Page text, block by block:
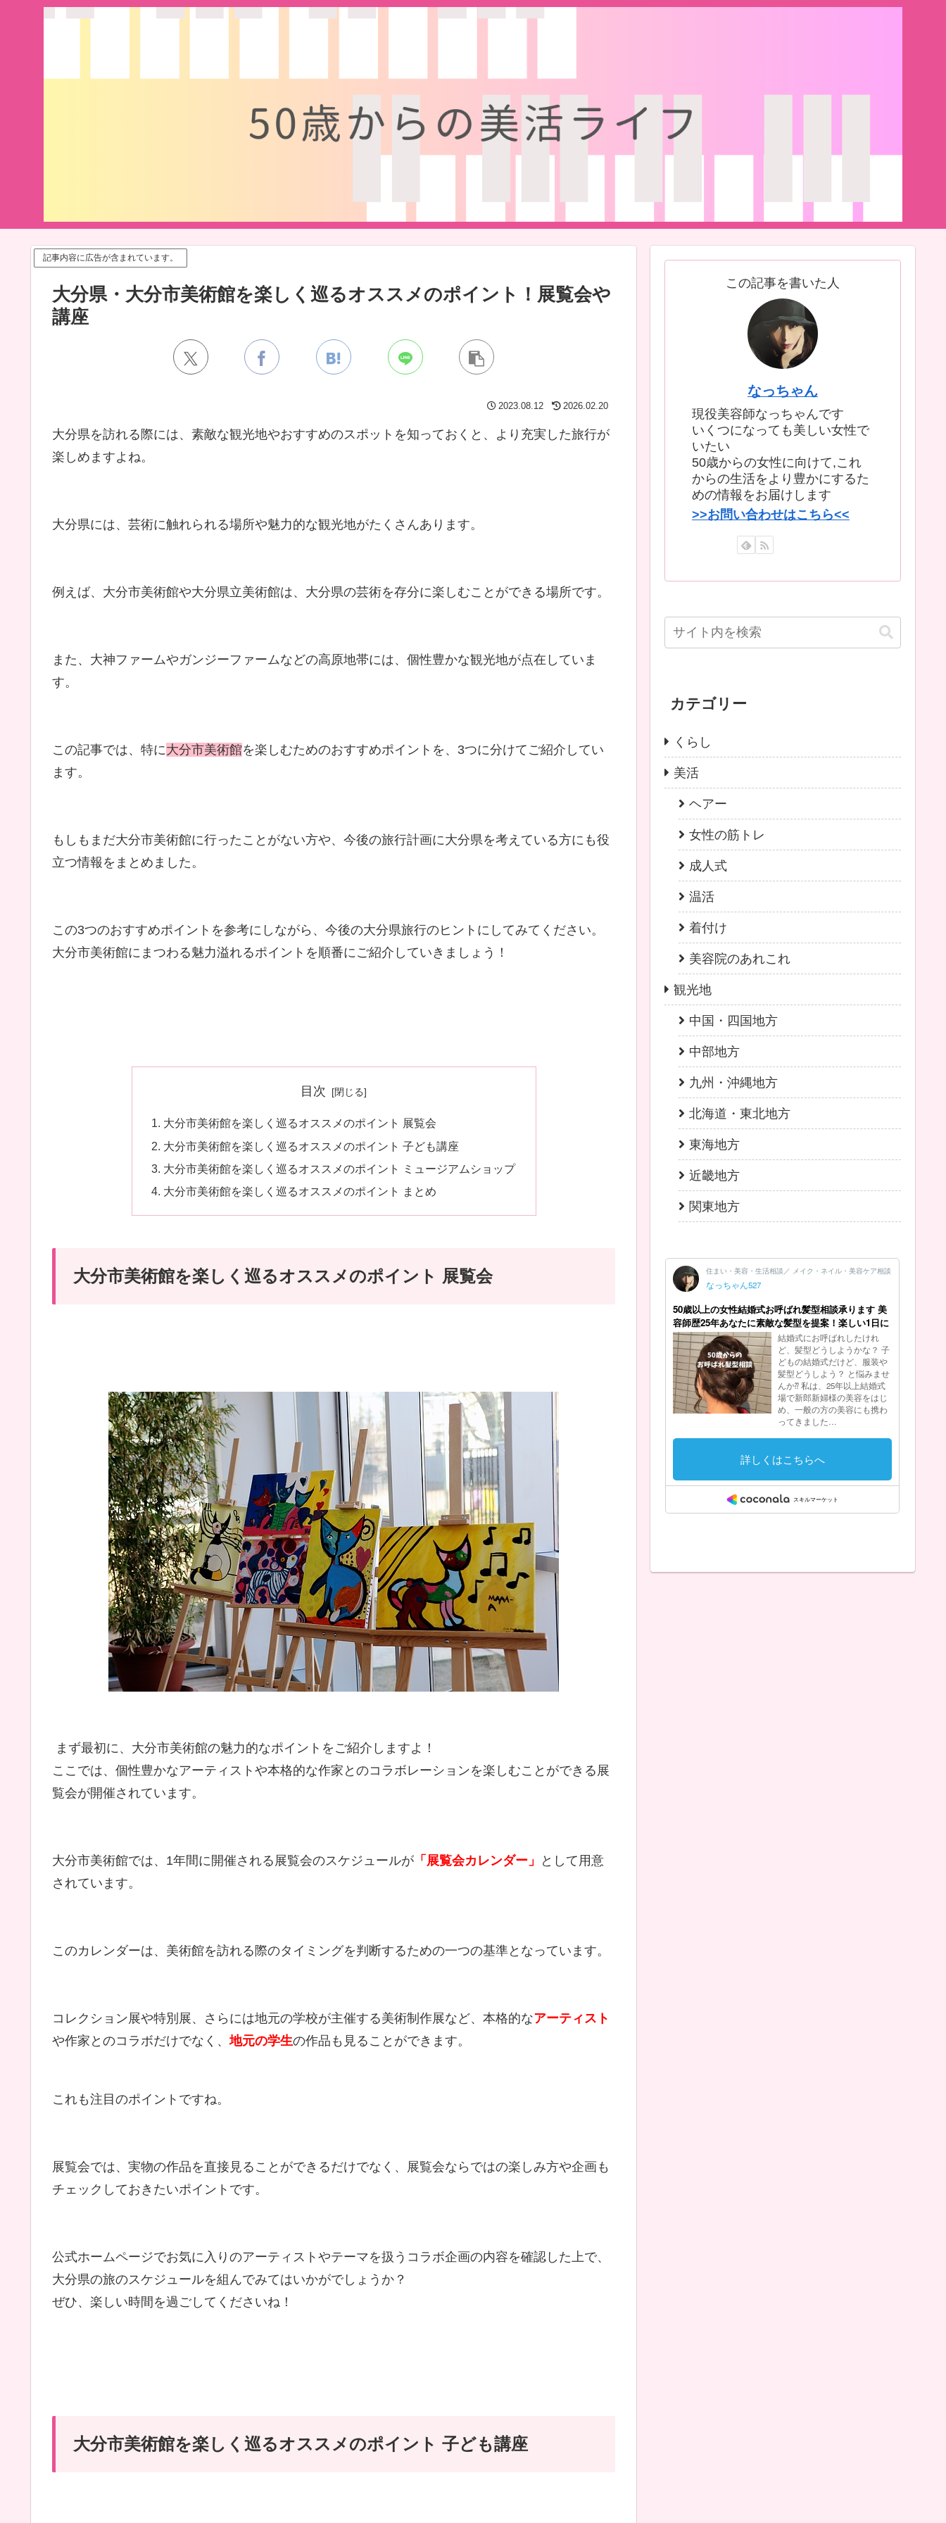
記事内容に広告が含まれています。
大分県・大分市美術館を楽しく巡るオススメのポイント！展覧会や
講座
2023.08.12 2026.02.20
大分県を訪れる際には、素敵な観光地やおすすめのスポットを知っておくと、より充実した旅行が
楽しめますよね。
大分県には、芸術に触れられる場所や魅力的な観光地がたくさんあります。
例えば、大分市美術館や大分県立美術館は、大分県の芸術を存分に楽しむことができる場所です。
また、大神ファームやガンジーファームなどの高原地帯には、個性豊かな観光地が点在していま
す。
この記事では、特に大分市美術館を楽しむためのおすすめポイントを、3つに分けてご紹介してい
ます。
もしもまだ大分市美術館に行ったことがない方や、今後の旅行計画に大分県を考えている方にも役
立つ情報をまとめました。
この3つのおすすめポイントを参考にしながら、今後の大分県旅行のヒントにしてみてください。
大分市美術館にまつわる魅力溢れるポイントを順番にご紹介していきましょう！
目次
大分市美術館を楽しく巡るオススメのポイント 展覧会
大分市美術館を楽しく巡るオススメのポイント 子ども講座
大分市美術館を楽しく巡るオススメのポイント ミュージアムショップ
大分市美術館を楽しく巡るオススメのポイント まとめ
大分市美術館を楽しく巡るオススメのポイント 展覧会
まず最初に、大分市美術館の魅力的なポイントをご紹介しますよ！
ここでは、個性豊かなアーティストや本格的な作家とのコラボレーションを楽しむことができる展
覧会が開催されています。
大分市美術館では、1年間に開催される展覧会のスケジュールが 「展覧会カレンダー」
として用意
されています。
このカレンダーは、美術館を訪れる際のタイミングを判断するための一つの基準となっています。
コレクション展や特別展、さらには地元の学校が主催する美術制作展など、本格的なアーティスト
や作家とのコラボだけでなく、地元の学生の作品も見ることができます。
これも注目のポイントですね。
展覧会では、実物の作品を直接見ることができるだけでなく、展覧会ならではの楽しみ方や企画も
チェックしておきたいポイントです。
公式ホームページでお気に入りのアーティストやテーマを扱うコラボ企画の内容を確認した上で、
大分県の旅のスケジュールを組んでみてはいかがでしょうか？
ぜひ、楽しい時間を過ごしてくださいね！
大分市美術館を楽しく巡るオススメのポイント 子ども講座
この記事を書いた人
なっちゃん
現役美容師なっちゃんです
いくつになっても美しい女性で
いたい
50歳からの女性に向けて,これ
からの生活をより豊かにするた
めの情報をお届けします
>>お問い合わせはこちら<<
カテゴリー
くらし
美活
ヘアー
女性の筋トレ
成人式
温活
着付け
美容院のあれこれ
観光地
中国・四国地方
中部地方
九州・沖縄地方
北海道・東北地方
東海地方
近畿地方
関東地方